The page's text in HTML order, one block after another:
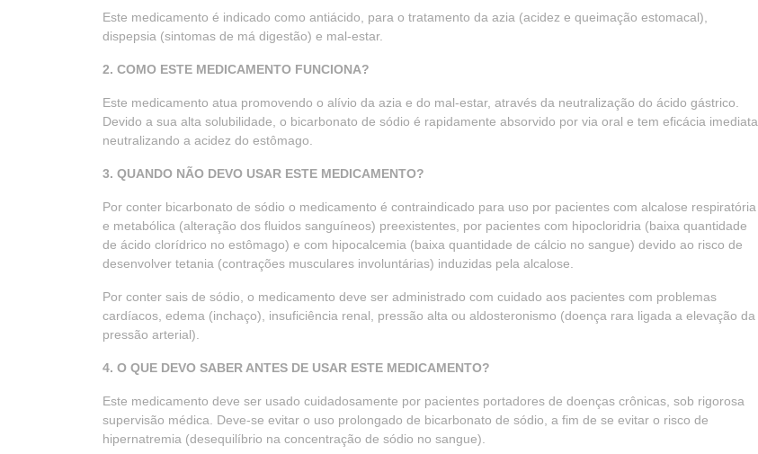
Este medicamento é indicado como antiácido, para o tratamento da azia (acidez e queimação estomacal),
dispepsia (sintomas de má digestão) e mal-estar.
2. COMO ESTE MEDICAMENTO FUNCIONA?
Este medicamento atua promovendo o alívio da azia e do mal-estar, através da neutralização do ácido gástrico.
Devido a sua alta solubilidade, o bicarbonato de sódio é rapidamente absorvido por via oral e tem eficácia imediata,
neutralizando a acidez do estômago.
3. QUANDO NÃO DEVO USAR ESTE MEDICAMENTO?
Por conter bicarbonato de sódio o medicamento é contraindicado para uso por pacientes com alcalose respiratória
e metabólica (alteração dos fluidos sanguíneos) preexistentes, por pacientes com hipocloridria (baixa quantidade
de ácido clorídrico no estômago) e com hipocalcemia (baixa quantidade de cálcio no sangue) devido ao risco de
desenvolver tetania (contrações musculares involuntárias) induzidas pela alcalose.
Por conter sais de sódio, o medicamento deve ser administrado com cuidado aos pacientes com problemas
cardíacos, edema (inchaço), insuficiência renal, pressão alta ou aldosteronismo (doença rara ligada a elevação da
pressão arterial).
4. O QUE DEVO SABER ANTES DE USAR ESTE MEDICAMENTO?
Este medicamento deve ser usado cuidadosamente por pacientes portadores de doenças crônicas, sob rigorosa
supervisão médica. Deve-se evitar o uso prolongado de bicarbonato de sódio, a fim de se evitar o risco de
hipernatremia (desequilíbrio na concentração de sódio no sangue).